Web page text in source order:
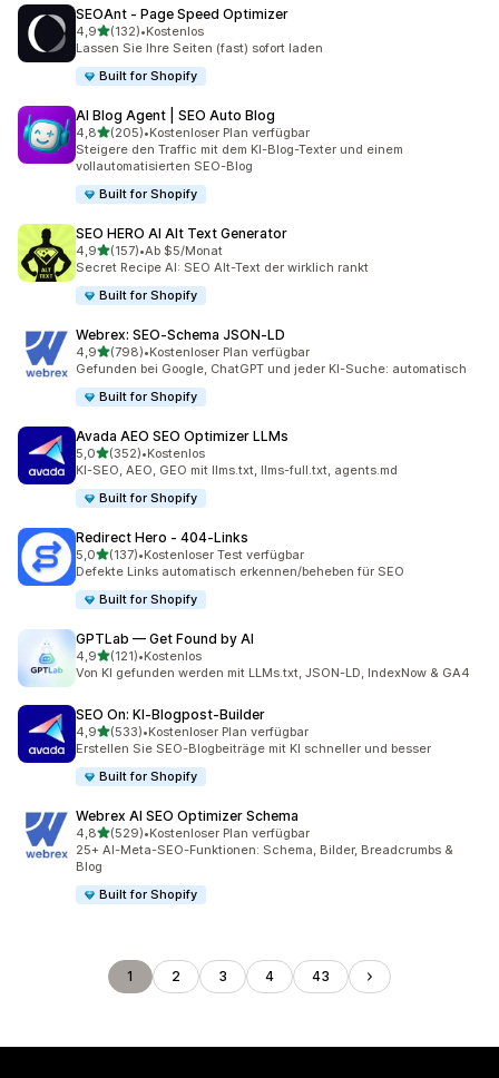
SEOAnt ‑ Page Speed Optimizer
4,9von 5 Sternen
(132)
132 Rezensionen insgesamt
•Kostenlos
Lassen Sie Ihre Seiten (fast) sofort laden
Built for Shopify
AI Blog Agent | SEO Auto Blog
4,8von 5 Sternen
(205)
205 Rezensionen insgesamt
•Kostenloser Plan verfügbar
Steigere den Traffic mit dem KI-Blog-Texter und einem
vollautomatisierten SEO-Blog
Built for Shopify
SEO HERO AI Alt Text Generator
4,9von 5 Sternen
(157)
157 Rezensionen insgesamt
•Ab $5/Monat
Secret Recipe AI: SEO Alt-Text der wirklich rankt
Built for Shopify
Webrex: SEO‑Schema JSON‑LD
4,9von 5 Sternen
(798)
798 Rezensionen insgesamt
•Kostenloser Plan verfügbar
Gefunden bei Google, ChatGPT und jeder KI-Suche: automatisch
Built for Shopify
Avada AEO SEO Optimizer LLMs
5,0von 5 Sternen
(352)
352 Rezensionen insgesamt
•Kostenlos
KI-SEO, AEO, GEO mit llms.txt, llms-full.txt, agents.md
Built for Shopify
Redirect Hero ‑ 404‑Links
5,0von 5 Sternen
(137)
137 Rezensionen insgesamt
•Kostenloser Test verfügbar
Defekte Links automatisch erkennen/beheben für SEO
Built for Shopify
GPTLab — Get Found by AI
4,9von 5 Sternen
(121)
121 Rezensionen insgesamt
•Kostenlos
Von KI gefunden werden mit LLMs.txt, JSON-LD, IndexNow & GA4
SEO On: KI‑Blogpost‑Builder
4,9von 5 Sternen
(533)
533 Rezensionen insgesamt
•Kostenloser Plan verfügbar
Erstellen Sie SEO-Blogbeiträge mit KI schneller und besser
Built for Shopify
Webrex AI SEO Optimizer Schema
4,8von 5 Sternen
(529)
529 Rezensionen insgesamt
•Kostenloser Plan verfügbar
25+ AI-Meta-SEO-Funktionen: Schema, Bilder, Breadcrumbs &
Blog
Built for Shopify
1 2 3 4 43